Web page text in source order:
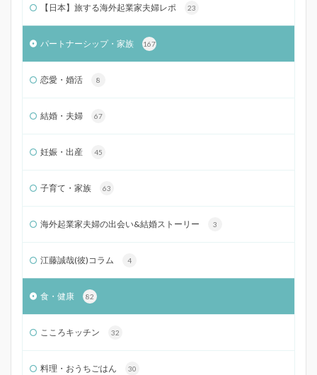
【日本】旅する海外起業家夫婦レポ 23
パートナーシップ・家族 167
恋愛・婚活 8
結婚・夫婦 67
妊娠・出産 45
子育て・家族 63
海外起業家夫婦の出会い&結婚ストーリー 3
江藤誠哉(彼)コラム 4
食・健康 82
こころキッチン 32
料理・おうちごはん 30